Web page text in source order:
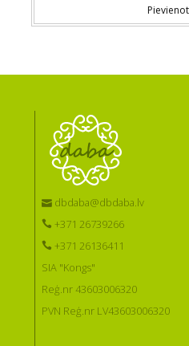
dbdaba@dbdaba.lv
+371 26739266
+371 26136411
SIA "Kongs"
Reģ.nr 43603006320
PVN Reģ.nr LV43603006320